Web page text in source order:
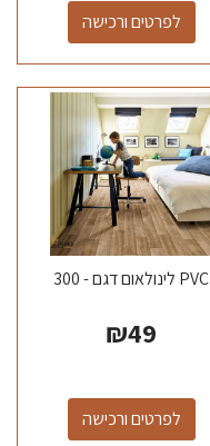
לפרטים ורכישה
PVC לינולאום דגם - 300
₪49
לפרטים ורכישה